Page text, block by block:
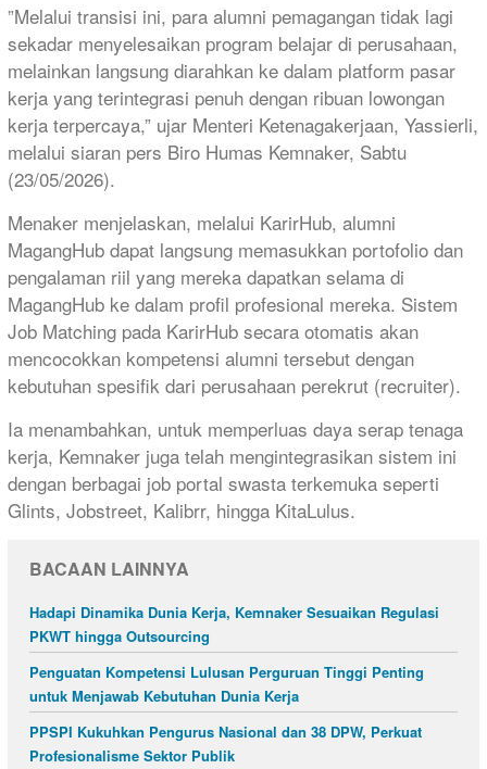
​”Melalui transisi ini, para alumni pemagangan tidak lagi
sekadar menyelesaikan program belajar di perusahaan,
melainkan langsung diarahkan ke dalam platform pasar
kerja yang terintegrasi penuh dengan ribuan lowongan
kerja terpercaya,” ujar Menteri Ketenagakerjaan, Yassierli,
melalui siaran pers Biro Humas Kemnaker, Sabtu
(23/05/2026).
​Menaker menjelaskan, melalui KarirHub, alumni
MagangHub dapat langsung memasukkan portofolio dan
pengalaman riil yang mereka dapatkan selama di
MagangHub ke dalam profil profesional mereka. Sistem
Job Matching pada KarirHub secara otomatis akan
mencocokkan kompetensi alumni tersebut dengan
kebutuhan spesifik dari perusahaan perekrut (recruiter).
​Ia menambahkan, untuk memperluas daya serap tenaga
kerja, Kemnaker juga telah mengintegrasikan sistem ini
dengan berbagai job portal swasta terkemuka seperti
Glints, Jobstreet, Kalibrr, hingga KitaLulus.
BACAAN LAINNYA
Hadapi Dinamika Dunia Kerja, Kemnaker Sesuaikan Regulasi
PKWT hingga Outsourcing
Penguatan Kompetensi Lulusan Perguruan Tinggi Penting
untuk Menjawab Kebutuhan Dunia Kerja
PPSPI Kukuhkan Pengurus Nasional dan 38 DPW, Perkuat
Profesionalisme Sektor Publik